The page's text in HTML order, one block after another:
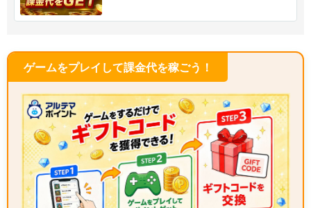
ゲームをプレイして課金代を稼ごう！